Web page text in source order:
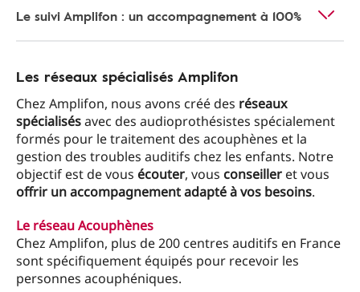
Le suivi Amplifon : un accompagnement à 100%
Les réseaux spécialisés Amplifon
Chez Amplifon, nous avons créé des réseaux
spécialisésavec des audioprothésistes spécialement
formés pour le traitement des acouphènes et la
gestion des troubles auditifs chez les enfants. Notre
objectif est de vous écouter, vous conseiller et vous
offrir un accompagnement adapté à vos besoins.
Le réseau Acouphènes
Chez Amplifon, plus de 200 centres auditifs en France
sont spécifiquement équipés pour recevoir les
personnes acouphéniques.